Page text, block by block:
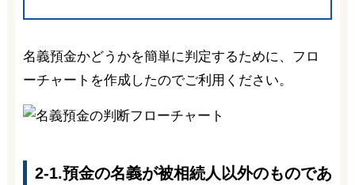
名義預金かどうかを簡単に判定するために、フロ
ーチャートを作成したのでご利用ください。
2-1.預金の名義が被相続人以外のものであ